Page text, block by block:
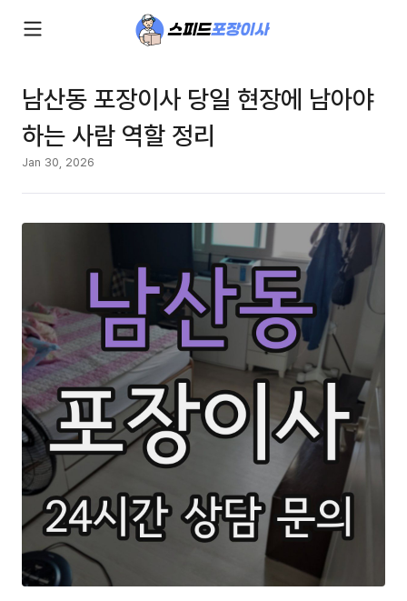
남산동 포장이사 당일 현장에 남아야
하는 사람 역할 정리
Jan 30, 2026